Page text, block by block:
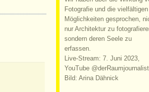
Fotografie und die vielfältigen
Möglichkeiten gesprochen,
nur Architektur zu
sondern deren Seele zu
erfassen.
Live-Stream: 7. Juni 2023,
YouTube
Bild: Arina Dähnick